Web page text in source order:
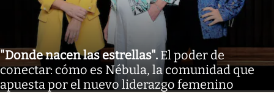
"Donde nacen las estrellas". El poder de
conectar: cómo es Nébula, la comunidad que
apuesta por el nuevo liderazgo femenino